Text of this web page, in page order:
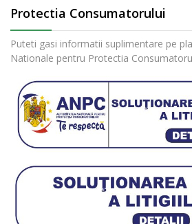
Protectia Consumatorului
Puteti gasi informatii suplimentare pe
Nationale pentru Protectia